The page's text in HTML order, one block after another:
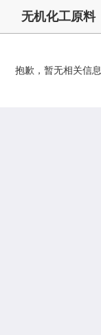
无机化工原料
抱歉，暂无相关信息